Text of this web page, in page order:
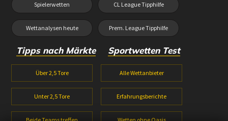
Spielerwetten
Wettanalysen heute
CL League Tipphilfe
Prem. League Tipphilfe
Tipps nach Märkte
Über 2,5 Tore
Unter 2,5 Tore
Sportwetten Test
Alle Wettanbieter
Erfahrungsberichte